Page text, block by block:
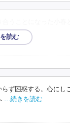
。
ず困惑する。心にし
…続きを読む